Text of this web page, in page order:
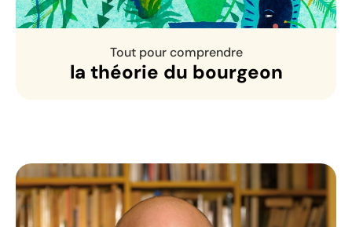
Tout pour comprendre
la théorie du bourgeon